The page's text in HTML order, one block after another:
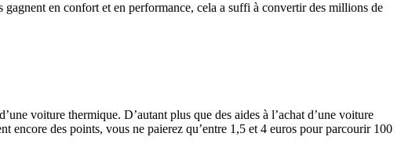
gagnent en confort et en performance, cela a suffi à convertir des millions de
voiture thermique. D’autant plus que des aides à l’achat d’une voiture
encore des points, vous ne paierez qu’entre 1,5 et 4 euros pour parcourir 100